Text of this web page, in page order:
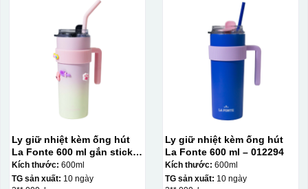
Ly giữ nhiệt kèm ống hút
La Fonte 600 ml gắn sticker
– 012294
Kích thước: 600ml
TG sản xuất: 10 ngày
Ly giữ nhiệt kèm ống hút
La Fonte 600 ml – 012294
Kích thước: 600ml
TG sản xuất: 10 ngày